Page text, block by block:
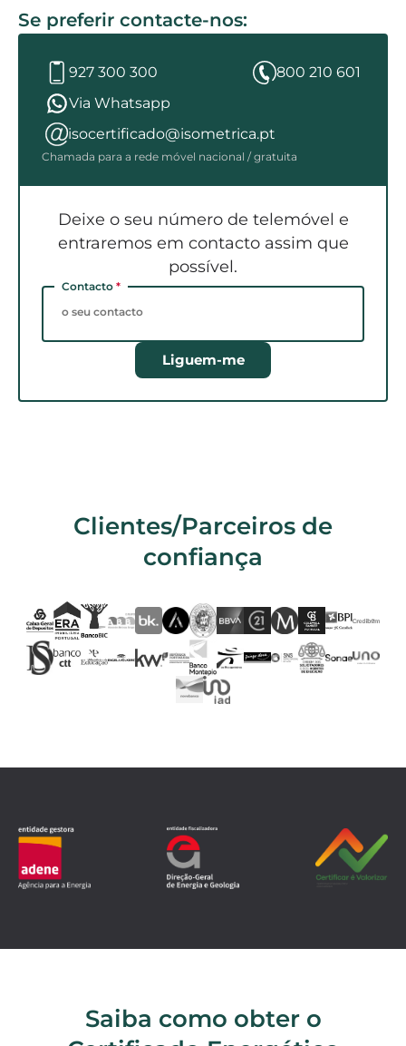
Se preferir contacte-nos:
927 300 300
800 210 601
Via Whatsapp
isocertificado@isometrica.pt
Chamada para a rede móvel nacional / gratuita
Deixe o seu número de telemóvel e
entraremos em contacto assim que
possível.
Contacto *
Liguem-me
Clientes/Parceiros de
confiança
Saiba como obter o